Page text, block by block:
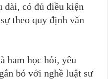
dài, có đủ điều kiện
theo quy định văn
ham học hỏi, yêu
bó với nghề luật sư